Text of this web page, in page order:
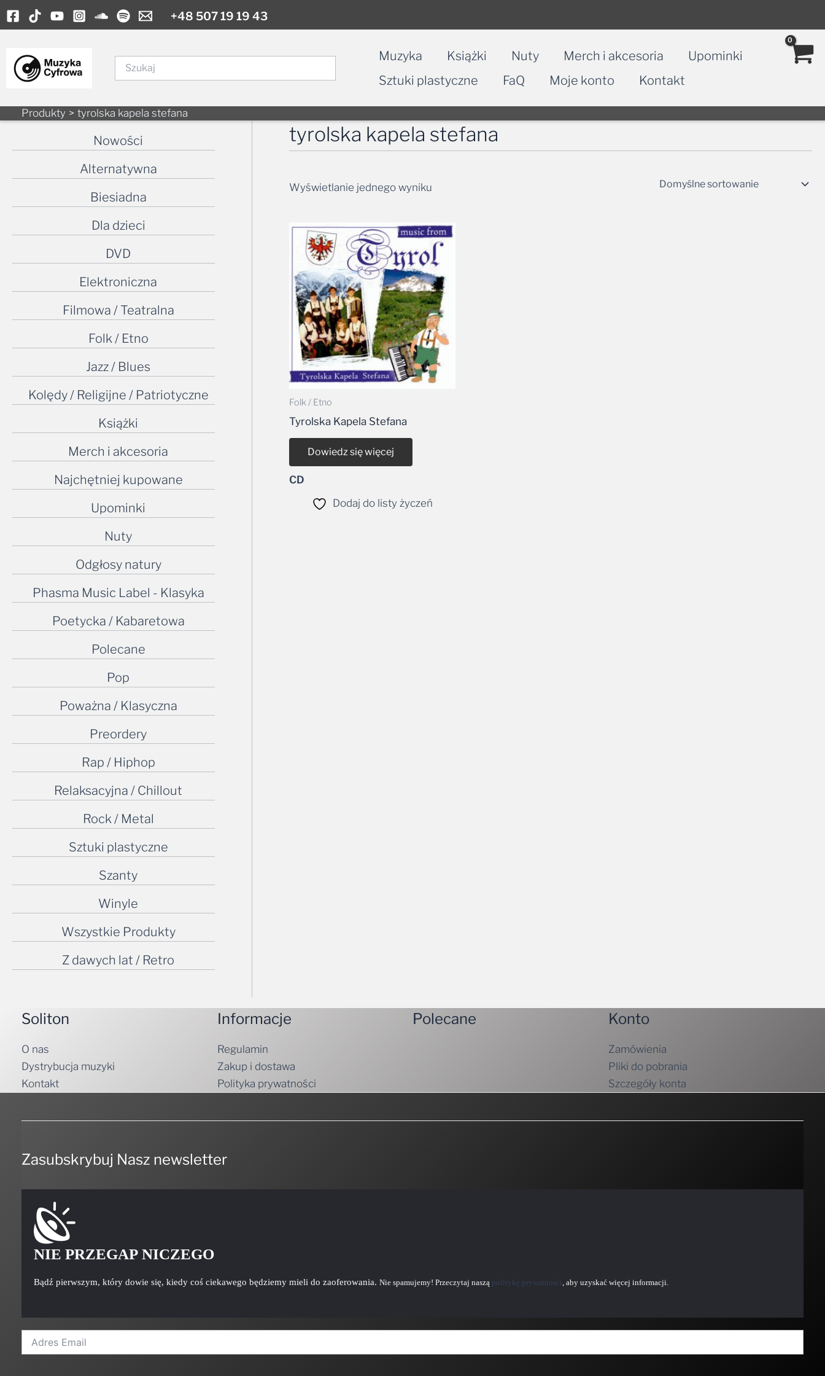
Skip
to
+48 507 19 19 43
Muzyka Książki Nuty Merch i akcesoria
Upominki
Sztuki plastyczne
FaQ Moje konto Kontakt
Produkty tyrolska kapela stefana
Nowości
Alternatywna
Biesiadna
Dla dzieci
DVD
Elektroniczna
Filmowa / Teatralna
Folk / Etno
Jazz / Blues
Kolędy / Religijne / Patriotyczne
Książki
Merch i akcesoria
Najchętniej kupowane
Upominki
Nuty
Odgłosy natury
Phasma Music Label - Klasyka
Poetycka / Kabaretowa
Polecane
Pop
Poważna / Klasyczna
Preordery
Rap / Hiphop
Relaksacyjna / Chillout
Rock / Metal
Sztuki plastyczne
Szanty
Winyle
Wszystkie Produkty
Z dawych lat / Retro
tyrolska kapela stefana
Wyświetlanie jednego wyniku
Folk / Etno
Tyrolska Kapela Stefana
Dowiedz się więcej
CD
Dodaj do listy życzeń
Soliton
O nas
Dystrybucja muzyki
Kontakt
Informacje
Regulamin
Zakup i dostawa
Polityka prywatności
Polecane Konto
Zamówienia
Pliki do pobrania
Szczegóły konta
Zasubskrybuj Nasz newsletter
NIE PRZEGAP NICZEGO
Bądź pierwszym, który dowie się, kiedy coś ciekawego będziemy mieli do zaoferowania. Nie spamujemy! Przeczytaj naszą politykę prywatności, aby uzyskać więcej informacji.